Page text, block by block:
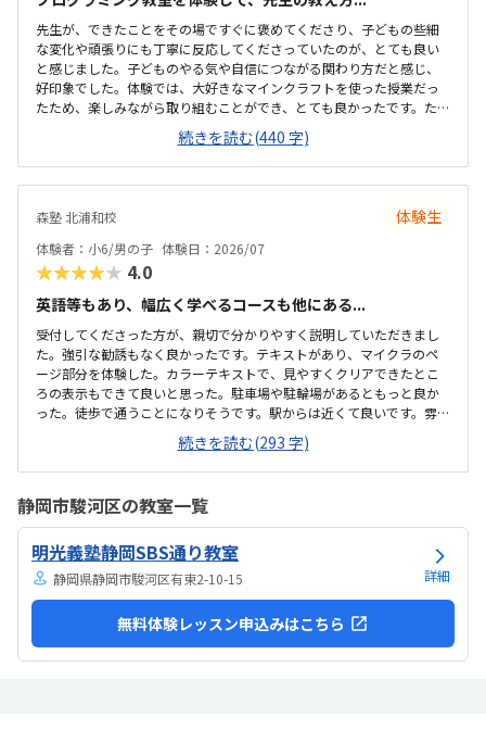
先生が、できたことをその場ですぐに褒めてくださり、子どもの些細
な変化や頑張りにも丁寧に反応してくださっていたのが、とても良い
と感じました。子どものやる気や自信につながる関わり方だと感じ、
好印象でした。体験では、大好きなマインクラフトを使った授業だっ
たため、楽しみながら取り組むことができ、とても良かったです。た
だ、今後もずっとマインクラフトを使った内容ではないと伺ったの
で、その後も興味を持って取り組めるかどうかは少し気になる点でし
た。教室は自宅から15分ほどの距離にあり、通いやすいと感じまし
た。また、駐車場もあるため、送り迎えもしやすく、安心して通わせ
ているわけではありませんが、壁などで視線が分散しにくい工夫がさ
れており、集中しやすい雰囲気だと感じました。月4回（1回50分）で
約12,000円という料金は、我が家にとってはや...
続きを読む(440 字)
森塾 北浦和校 体験生
体験者：小6/男の子 体験日：2026/07
★★★★★ 4.0
英語等もあり、幅広く学べるコースも他にある...
受付してくださった方が、親切で分かりやすく説明していただきまし
た。強引な勧誘もなく良かったです。テキストがあり、マイクラのペ
ージ部分を体験した。カラーテキストで、見やすくクリアできたとこ
ろの表示もできて良いと思った。駐車場や駐輪場があるともっと良か
った。徒歩で通うことになりそうです。駅からは近くて良いです。雰囲
気も良く、清潔感もあった。部屋が区切られていて、個人スペースも
確保されていて良かった。基本料金以外に、追加料金があまり無さそ
うで良かった。できれば、毎月1万以内で通いたいです。子供に熱心に
気持ちになれて良かった。
続きを読む(293 字)
静岡市駿河区の教室一覧
明光義塾静岡SBS通り教室
静岡県静岡市駿河区有東2-10-15 詳細
無料体験レッスン申込みはこちら